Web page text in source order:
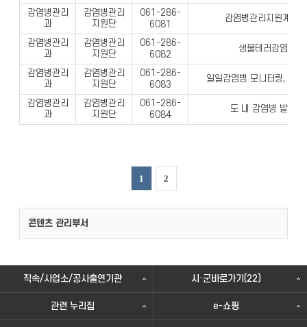
감염병관리
과
감염병관리
지원단
061-286-
6081
감염병관리지원계획
감염병관리
과
감염병관리
지원단
061-286-
6082
생물테러감염병
감염병관리
과
감염병관리
지원단
061-286-
6083
일일감염병 모니터링, 감
감염병관리
과
감염병관리
지원단
061-286-
6084
도 내 감염병 발생
1 2
콘텐츠 관리부서
직속/사업소/공사출연기관 시·군바로가기(22)
관련 누리집 e-쇼핑